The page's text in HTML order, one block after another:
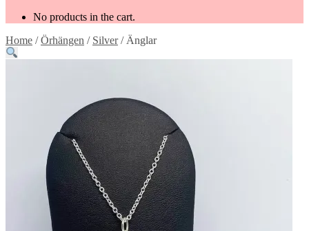
No products in the cart.
Home /Örhängen / Silver/ Änglar